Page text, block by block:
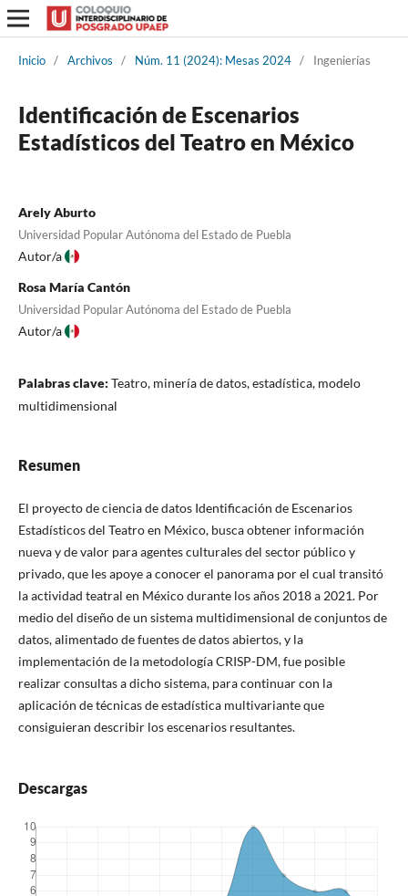
Inicio / Archivos / Núm. 11 (2024): Mesas 2024 / Ingenierías
Identificación de Escenarios
Estadísticos del Teatro en México
Arely Aburto
Universidad Popular Autónoma del Estado de Puebla
Autor/a
Rosa María Cantón
Universidad Popular Autónoma del Estado de Puebla
Autor/a
Palabras clave: Teatro, minería de datos, estadística, modelo
multidimensional
Resumen
El proyecto de ciencia de datos Identificación de Escenarios
Estadísticos del Teatro en México, busca obtener información
nueva y de valor para agentes culturales del sector público y
privado, que les apoye a conocer el panorama por el cual transitó
la actividad teatral en México durante los años 2018 a 2021. Por
medio del diseño de un sistema multidimensional de conjuntos de
datos, alimentado de fuentes de datos abiertos, y la
implementación de la metodología CRISP-DM, fue posible
realizar consultas a dicho sistema, para continuar con la
aplicación de técnicas de estadística multivariante que
consiguieran describir los escenarios resultantes.
Descargas